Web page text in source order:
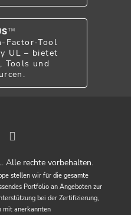
TM
Factor-Tool
UL – bietet
Tools und
Alle rechte vorbehalten.
stellen wir für die gesamte
Portfolio an Angeboten zur
bei der Zertifizierung,
mit anerkannten